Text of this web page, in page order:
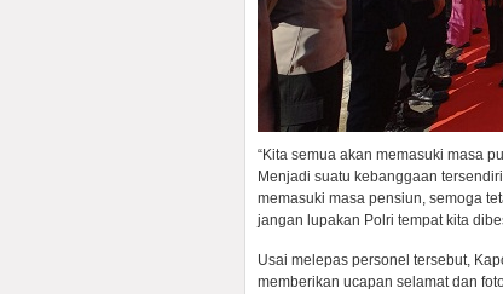
“Kita semua akan memasuki masa
Menjadi suatu kebanggaan
memasuki masa pensiun, semoga
jangan lupakan Polri tempat kita
Usai melepas personel tersebut,
memberikan ucapan selamat dan